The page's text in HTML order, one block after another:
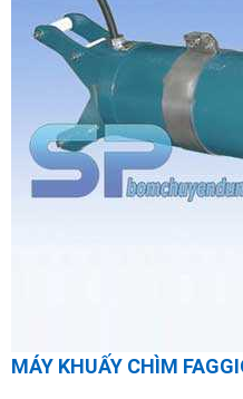
MÁY KHUẤY CHÌM